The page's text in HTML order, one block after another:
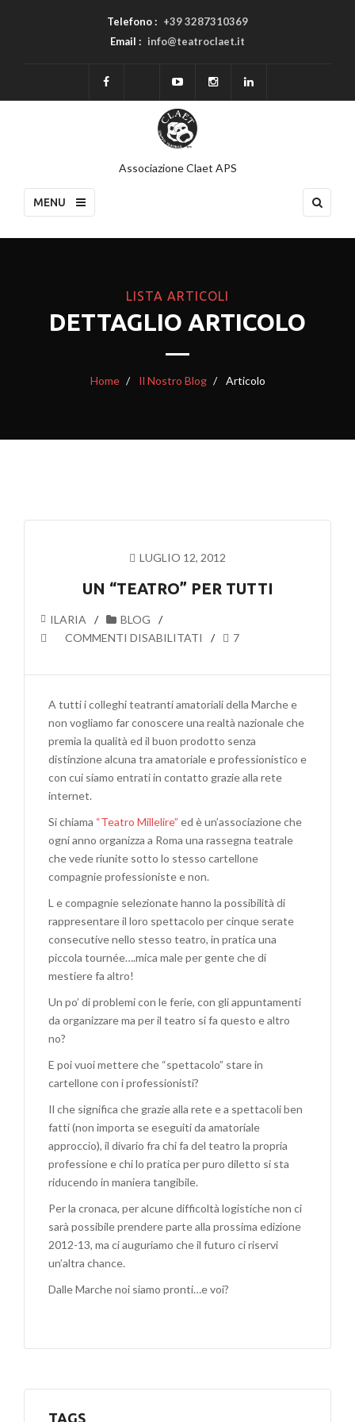
Telefono : +39 3287310369
Email : info@teatroclaet.it
Associazione Claet APS
MENU
LISTA ARTICOLI
DETTAGLIO ARTICOLO
Home Il Nostro Blog Articolo
LUGLIO 12, 2012
UN “TEATRO” PER TUTTI
ILARIA
BLOG
COMMENTI DISABILITATI
SU
“TEATRO”
TUTTI
7
A tutti i colleghi teatranti amatoriali della Marche e
non vogliamo far conoscere una realtà nazionale che
premia la qualità ed il buon prodotto senza
distinzione alcuna tra amatoriale e professionistico e
con cui siamo entrati in contatto grazie alla rete
internet.
Si chiama “Teatro Millelire” ed è un’associazione che
ogni anno organizza a Roma una rassegna teatrale
che vede riunite sotto lo stesso cartellone
compagnie professioniste e non.
L e compagnie selezionate hanno la possibilità di
rappresentare il loro spettacolo per cinque serate
consecutive nello stesso teatro, in pratica una
piccola tournée….mica male per gente che di
mestiere fa altro!
Un po’ di problemi con le ferie, con gli appuntamenti
da organizzare ma per il teatro si fa questo e altro
no?
E poi vuoi mettere che “spettacolo” stare in
cartellone con i professionisti?
Il che significa che grazie alla rete e a spettacoli ben
fatti (non importa se eseguiti da amatoriale
approccio), il divario fra chi fa del teatro la propria
professione e chi lo pratica per puro diletto si sta
riducendo in maniera tangibile.
Per la cronaca, per alcune difficoltà logistiche non ci
sarà possibile prendere parte alla prossima edizione
2012-13, ma ci auguriamo che il futuro ci riservi
un’altra chance.
Dalle Marche noi siamo pronti…e voi?
TAGS